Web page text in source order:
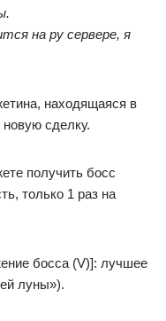
на ру сервере, я
находящаяся в
сделку.
получить босс
только 1 раз на
босса (V)]: лучшее
луны»).